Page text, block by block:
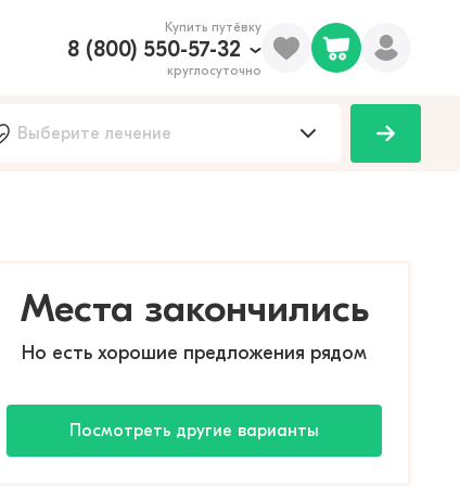
Купить путёвку
8 (800) 550-57-32
круглосуточно
Места закончились
Но есть хорошие предложения рядом
Посмотреть другие варианты